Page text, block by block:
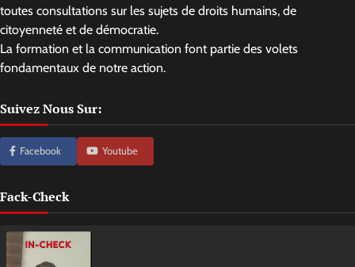
toutes consultations sur les sujets de droits humains, de
citoyenneté et de démocratie.
La formation et la communication font partie des volets
fondamentaux de notre action.
Suivez Nous Sur:
Facebook Youtube
Fack-Check